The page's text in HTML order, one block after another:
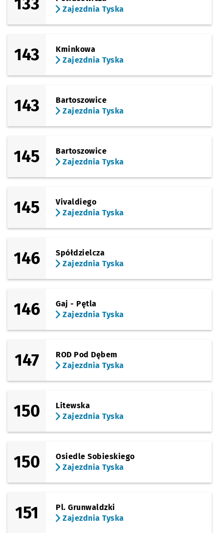
(Opolska)
Zagłębiowska
(Opolska)
Brochowska
Zajezdnia Tyska
143
Kminkowa
Zajezdnia Tyska
143
Bartoszowice
Zajezdnia Tyska
145
Bartoszowice
Zajezdnia Tyska
145
Vivaldiego
Zajezdnia Tyska
146
Spółdzielcza
Zajezdnia Tyska
146
Gaj - Pętla
Zajezdnia Tyska
147
ROD Pod Dębem
Zajezdnia Tyska
150
Litewska
Zajezdnia Tyska
150
Osiedle Sobieskiego
Zajezdnia Tyska
151
Pl. Grunwaldzki
Zajezdnia Tyska